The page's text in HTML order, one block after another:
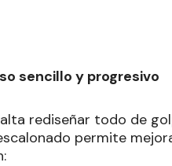
sencillo y progresivo
rediseñar todo de
permite